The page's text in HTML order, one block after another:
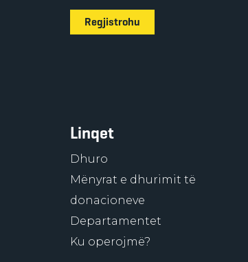
Regjistrohu
Linqet
Dhuro
Mënyrat e dhurimit të
donacioneve
Departamentet
Ku operojmë?